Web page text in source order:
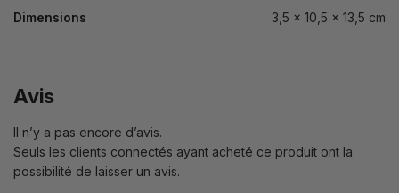
Dimensions 3,5 × 10,5 × 13,5 cm
Avis
Il n’y a pas encore d’avis.
Seuls les clients connectés ayant acheté ce produit ont la
possibilité de laisser un avis.